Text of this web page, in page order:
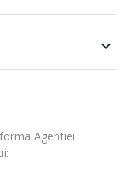

Agentiei